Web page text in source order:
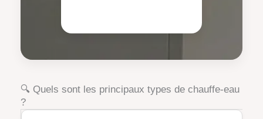
🔍 Quels sont les principaux types de chauffe-eau
?